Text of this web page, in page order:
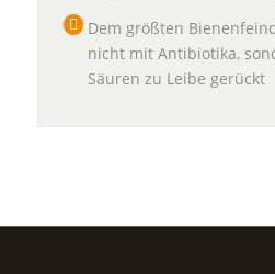
Dem größten
nicht mit Antibiotika,
Säuren zu Leibe gerückt